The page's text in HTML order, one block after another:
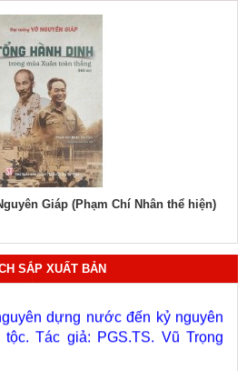
Giáp (Phạm Chí Nhân thể hiện)
SẮP XUẤT BẢN
giả: Bảo tàng Hồ Chí Minh.
tập). Tác giả: Ban Chỉ đạo biên
Tác giả: PGS.TS. Vũ Trọng
hệ thống lý luận của Đảng về